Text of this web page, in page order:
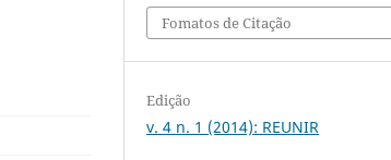
Fomatos de Citação
Edição
v. 4 n. 1 (2014): REUNIR